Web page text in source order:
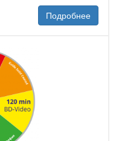
Подробнее